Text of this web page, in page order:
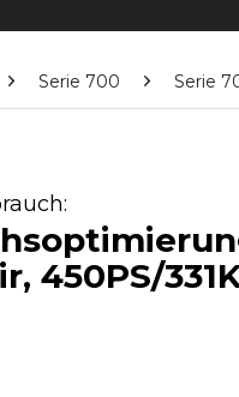
Serie 700 Serie
450PS/